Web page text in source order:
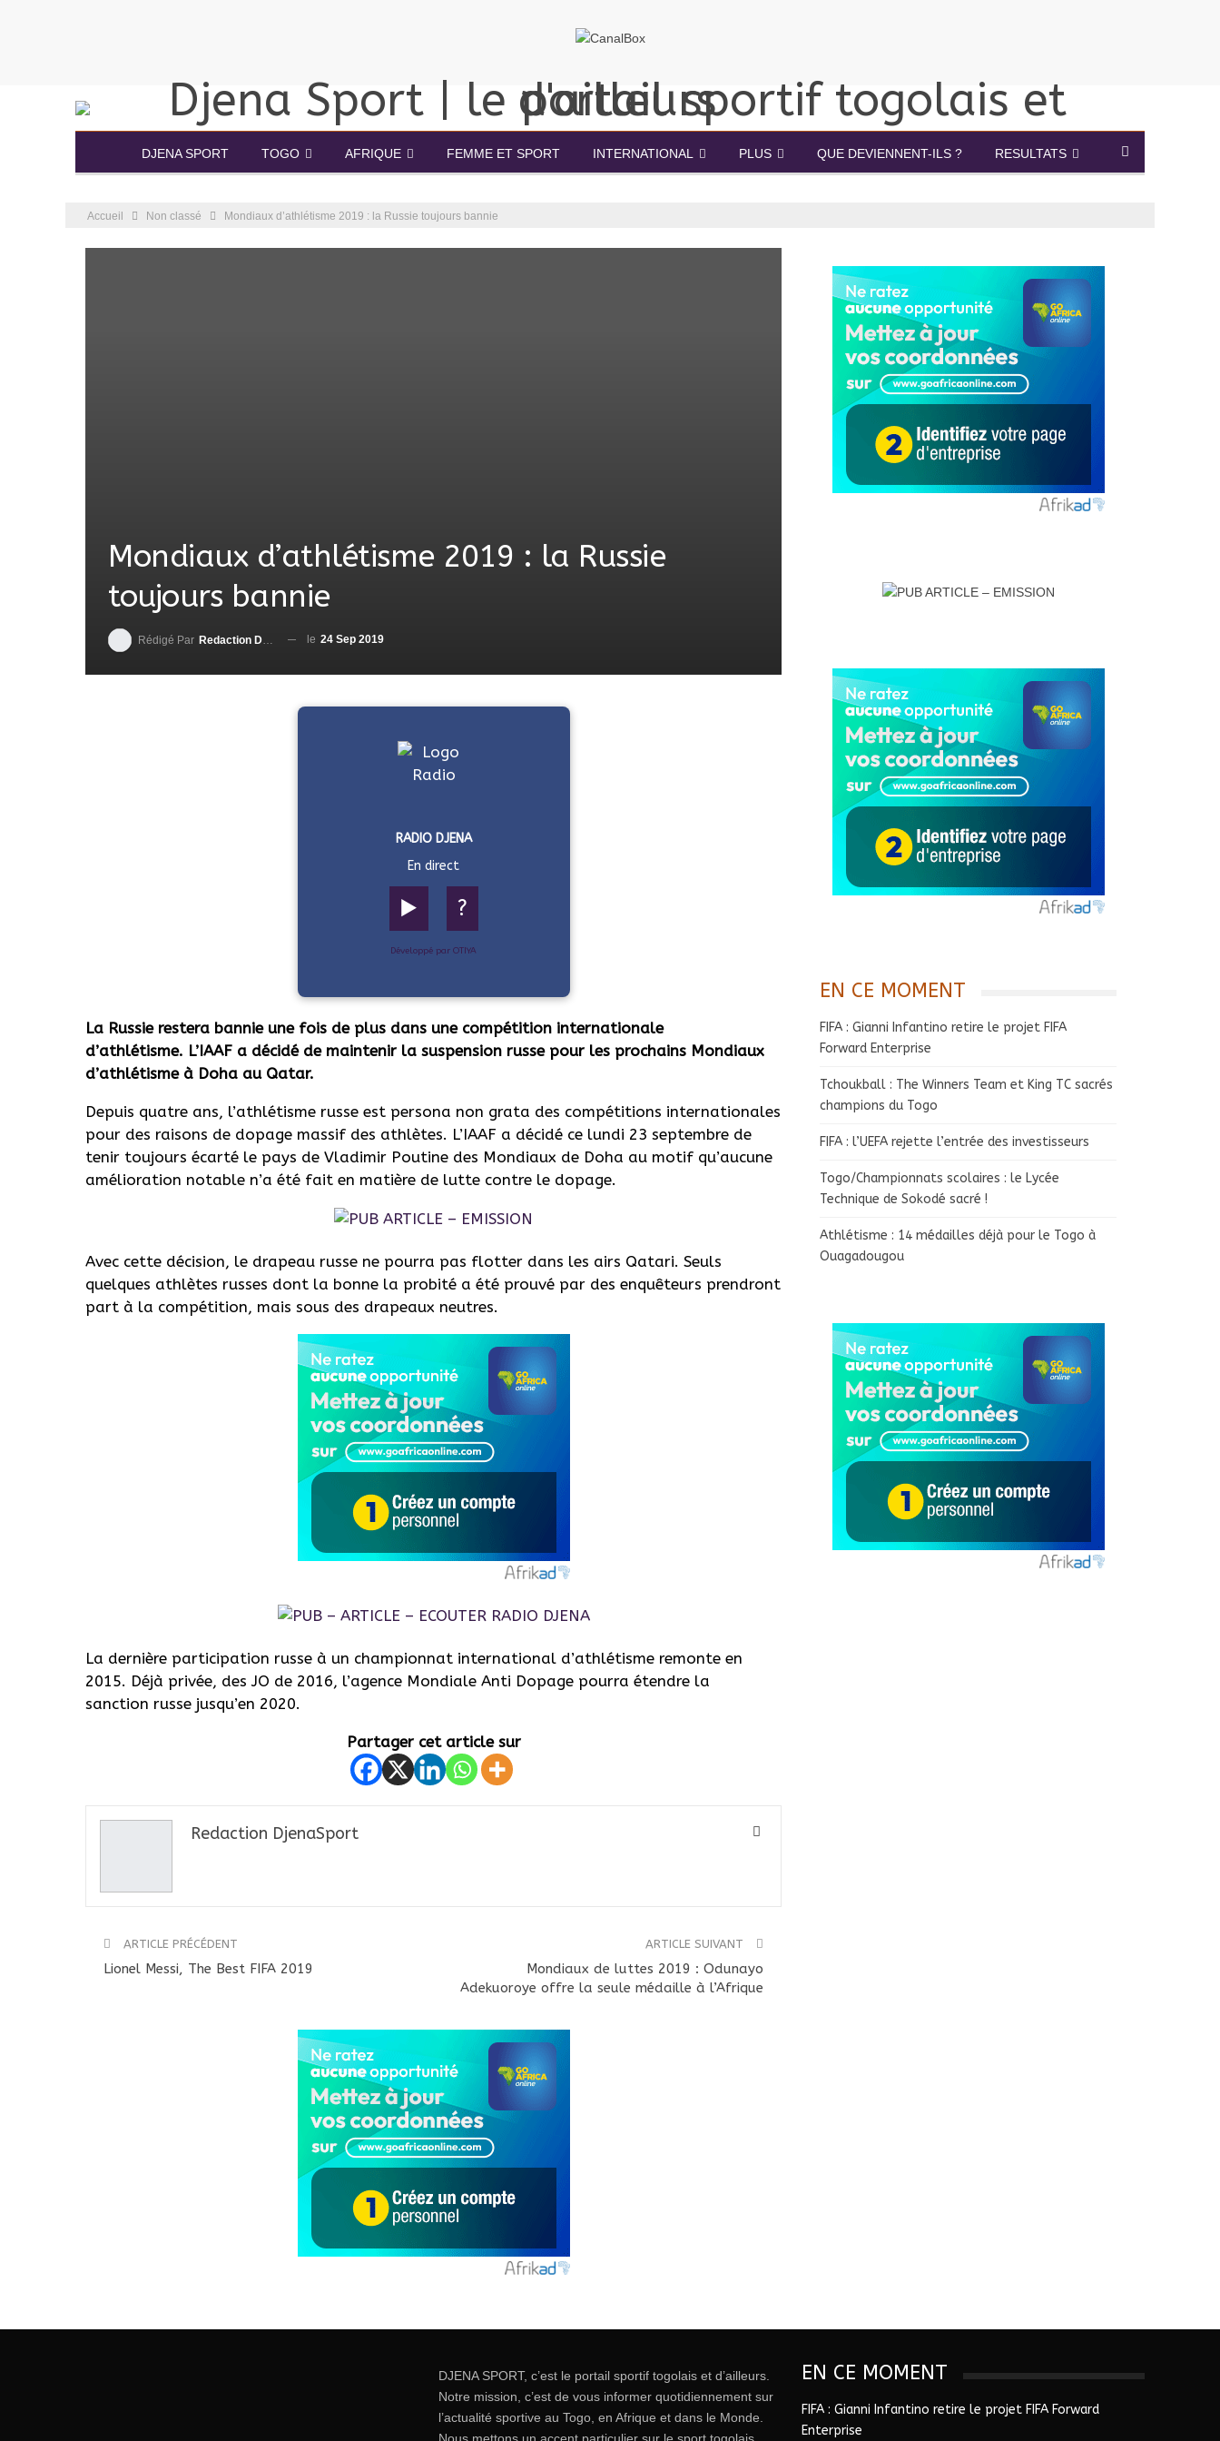
DJENA SPORT TOGO AFRIQUE FEMME ET SPORT INTERNATIONAL PLUS QUE DEVIENNENT-ILS ? RESULTATS
Accueil Non classé Mondiaux d’athlétisme 2019 : la Russie toujours bannie
Mondiaux d’athlétisme 2019 : la Russie
toujours bannie
Rédigé Par Redaction DjenaSport le 24 Sep 2019
RADIO DJENA
En direct
▶️ ?
Développé par OTIYA
La Russie restera bannie une fois de plus dans une compétition internationale
d’athlétisme. L’IAAF a décidé de maintenir la suspension russe pour les prochains Mondiaux
d’athlétisme à Doha au Qatar.
Depuis quatre ans, l’athlétisme russe est persona non grata des compétitions internationales
pour des raisons de dopage massif des athlètes. L’IAAF a décidé ce lundi 23 septembre de
tenir toujours écarté le pays de Vladimir Poutine des Mondiaux de Doha au motif qu’aucune
amélioration notable n’a été fait en matière de lutte contre le dopage.
Avec cette décision, le drapeau russe ne pourra pas flotter dans les airs Qatari. Seuls
quelques athlètes russes dont la bonne la probité a été prouvé par des enquêteurs prendront
part à la compétition, mais sous des drapeaux neutres.
La dernière participation russe à un championnat international d’athlétisme remonte en
2015. Déjà privée, des JO de 2016, l’agence Mondiale Anti Dopage pourra étendre la
sanction russe jusqu’en 2020.
Partager cet article sur
Redaction DjenaSport
ARTICLE PRÉCÉDENT
Lionel Messi, The Best FIFA 2019
ARTICLE SUIVANT
Mondiaux de luttes 2019 : Odunayo
Adekuoroye offre la seule médaille à l’Afrique
EN CE MOMENT
FIFA : Gianni Infantino retire le projet FIFA
Forward Enterprise
Tchoukball : The Winners Team et King TC sacrés
champions du Togo
FIFA : l’UEFA rejette l’entrée des investisseurs
Togo/Championnats scolaires : le Lycée
Technique de Sokodé sacré !
Athlétisme : 14 médailles déjà pour le Togo à
Ouagadougou
DJENA SPORT, c’est le portail sportif togolais et d’ailleurs.
Notre mission, c’est de vous informer quotidiennement sur
l’actualité sportive au Togo, en Afrique et dans le Monde.
EN CE MOMENT
FIFA : Gianni Infantino retire le projet FIFA Forward
Enterprise